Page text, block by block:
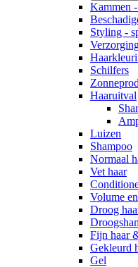
Kammen
Styling -
Schilfers
Haaruitval
Luizen
Shampoo
Normaal
Vet haar
Volume
Droog
Fijn haar
Gekleurd
Gel